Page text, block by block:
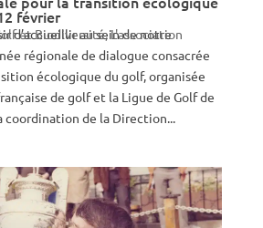
février
et Biodiversité,L'association
d’accueillir au sein de notre
régionale de dialogue consacrée
écologique du golf, organisée
de golf et la Ligue de Golf de
coordination de la Direction...